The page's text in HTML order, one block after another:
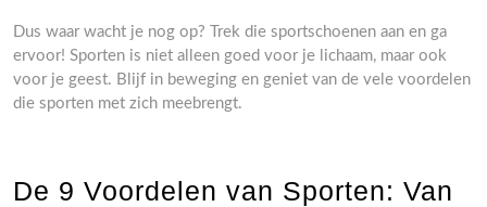
Dus waar wacht je nog op? Trek die sportschoenen aan en ga
ervoor! Sporten is niet alleen goed voor je lichaam, maar ook
voor je geest. Blijf in beweging en geniet van de vele voordelen
die sporten met zich meebrengt.
De 9 Voordelen van Sporten: Van